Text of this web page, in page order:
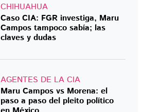
CHIHUAHUA
Caso CIA: FGR investiga, Maru
Campos tampoco sabía; las
claves y dudas
AGENTES DE LA CIA
Maru Campos vs Morena: el
paso a paso del pleito político